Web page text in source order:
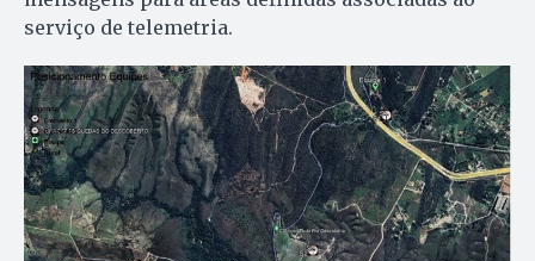
serviço de telemetria.